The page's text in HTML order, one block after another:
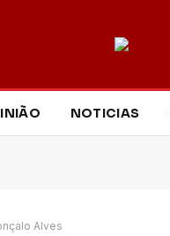
NOTICIAS
Alves